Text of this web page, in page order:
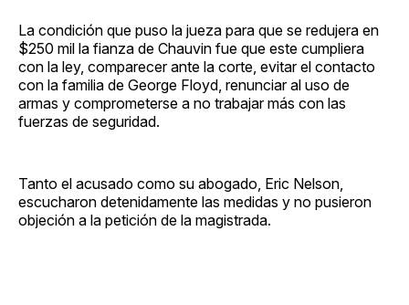
La condición que puso la jueza para que se redujera en
$250 mil la fianza de Chauvin fue que este cumpliera
con la ley, comparecer ante la corte, evitar el contacto
con la familia de George Floyd, renunciar al uso de
armas y comprometerse a no trabajar más con las
fuerzas de seguridad.
Tanto el acusado como su abogado, Eric Nelson,
escucharon detenidamente las medidas y no pusieron
objeción a la petición de la magistrada.